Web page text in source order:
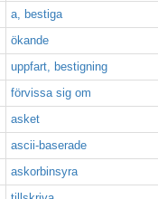
a, bestiga
ökande
uppfart, bestigning
förvissa sig om
asket
ascii-baserade
askorbinsyra